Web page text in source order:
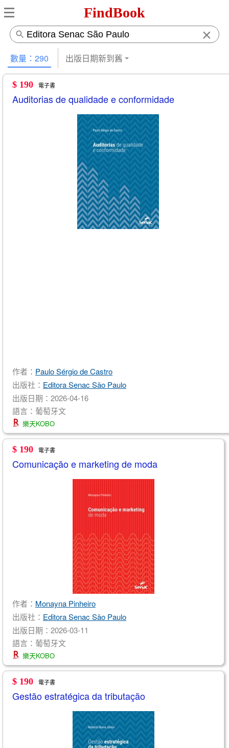
FindBook
×
數量：290 出版日期新到舊
$ 190 電子書
Auditorias de qualidade e conformidade
作者： Paulo Sérgio de Castro
出版社： Editora Senac São Paulo
出版日期：2026-04-16
語言：葡萄牙文
樂天KOBO
$ 190 電子書
Comunicação e marketing de moda
作者： Monayna Pinheiro
出版社： Editora Senac São Paulo
出版日期：2026-03-11
語言：葡萄牙文
樂天KOBO
$ 190 電子書
Gestão estratégica da tributação